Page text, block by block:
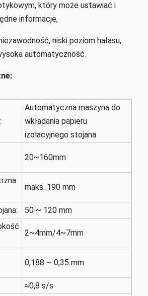
który może ustawiać i
informacje,
niski poziom hałasu,
automatyczność.
Automatyczna maszyna do
wkładania papieru
izolacyjnego stojana
20~160mm
maks. 190 mm
50 ~ 120 mm
2~4mm/4~7mm
0,188 ~ 0,35 mm
≈0,8 s/s